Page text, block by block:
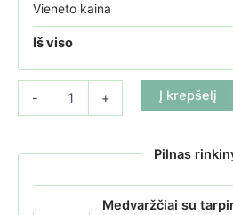
Vieneto kaina
Iš viso
-
produkto kiekis: Kanalinio
+ Į krepšelį
Pilnas
Medvaržčiai su